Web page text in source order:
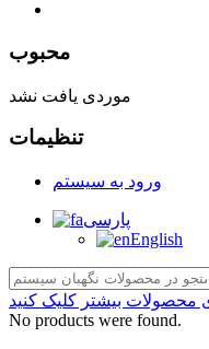
محبوب
موردی یافت نشد
تنظیمات
ورود به سیستم
پارسی
English
No products were found.